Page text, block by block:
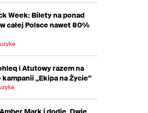
Week: Bilety na ponad
całej Polsce nawet 80%
i Atutowy razem na
„Ekipa na Życie”